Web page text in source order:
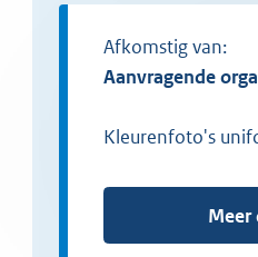
Afkomstig van:
Aanvragende
Kleurenfoto's
Meer